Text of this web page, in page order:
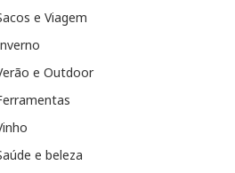
e Viagem
e Outdoor
e beleza